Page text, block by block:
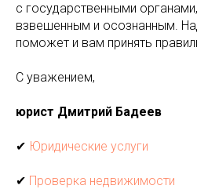
с государственными
взвешенным и осознанным.
поможет и вам принять
С уважением,
юрист Дмитрий Бадеев
✔ Юридические услуги
✔ Проверка недвижимости